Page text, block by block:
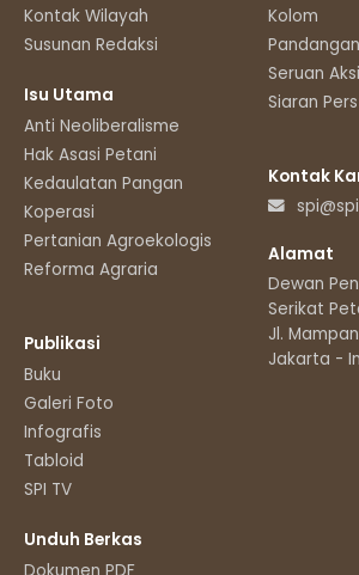
Kontak Wilayah
Susunan Redaksi
Isu Utama
Anti Neoliberalisme
Hak Asasi Petani
Kedaulatan Pangan
Koperasi
Pertanian Agroekologis
Reforma Agraria
Publikasi
Buku
Galeri Foto
Infografis
Tabloid
SPI TV
Unduh Berkas
Kolom
Seruan Aksi
Siaran Pers
Kontak
Alamat
Dewan
Serikat
Jl.
Jakarta -